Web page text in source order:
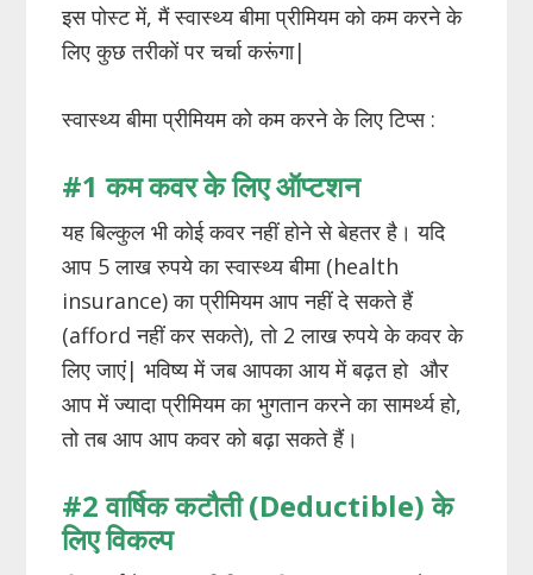
इस पोस्ट में, मैं स्वास्थ्य बीमा प्रीमियम को कम करने के
लिए कुछ तरीकों पर चर्चा करूंगा|
स्वास्थ्य बीमा प्रीमियम को कम करने के लिए टिप्स :
#1 कमकवरकेलिएऑप्टशन
यह बिल्कुल भी कोई कवर नहीं होने से बेहतर है। यदि
आप 5 लाख रुपये का स्वास्थ्य बीमा (health
insurance) का प्रीमियम आप नहीं दे सकते हैं
(afford नहीं कर सकते), तो 2 लाख रुपये के कवर के
लिए जाएं| भविष्य में जब आपका आय में बढ़त हो और
आप में ज्यादा प्रीमियम का भुगतान करने का सामर्थ्य हो,
तो तब आप आप कवर को बढ़ा सकते हैं।
#2 वार्षिककटौती(Deductible)के
लिएविकल्प